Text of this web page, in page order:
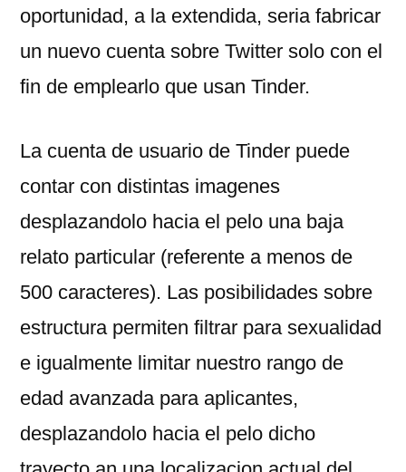
oportunidad, a la extendida, seri­a fabricar
un nuevo cuenta sobre Twitter solo con el
fin de emplearlo que usan Tinder.
La cuenta de usuario de Tinder puede
contar con distintas imagenes
desplazandolo hacia el pelo una baja
relato particular (referente a menos de
500 caracteres). Las posibilidades sobre
estructura permiten filtrar para sexualidad
e igualmente limitar nuestro rango de
edad avanzada para aplicantes,
desplazandolo hacia el pelo dicho